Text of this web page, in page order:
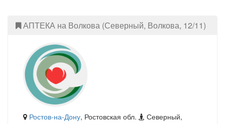
АПТЕКА на Волкова (Северный, Волкова, 12/11)
Ростов-на-Дону, Ростовская обл.
Северный,